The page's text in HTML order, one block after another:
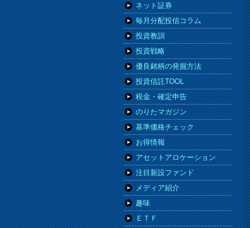
ネット証券
毎月分配投信コラム
投資教訓
投資戦略
優良銘柄の発掘方法
投資信託TOOL
税金・確定申告
のりたマガジン
基準価格チェック
お得情報
アセットアロケーション
注目新設ファンド
メディア紹介
趣味
ＥＴＦ